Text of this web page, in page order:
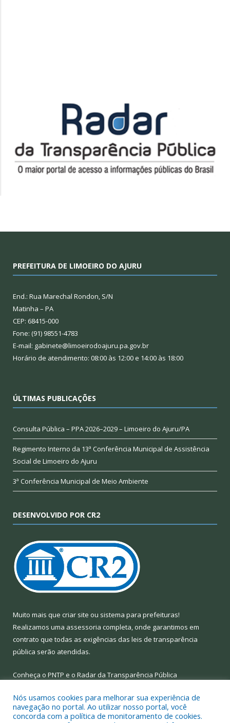
PREFEITURA DE LIMOEIRO DO AJURU
End.: Rua Marechal Rondon, S/N
Matinha – PA
CEP: 68415-000
Fone: (91) 98551-4783
E-mail: gabinete@limoeirodoajuru.pa.gov.br
Horário de atendimento: 08:00 às 12:00 e 14:00 às 18:00
ÚLTIMAS PUBLICAÇÕES
Consulta Pública – PPA 2026–2029 – Limoeiro do Ajuru/PA
Regimento Interno da 13ª Conferência Municipal de Assistência
Social de Limoeiro do Ajuru
3ª Conferência Municipal de Meio Ambiente
DESENVOLVIDO POR CR2
Muito mais que criar site ou sistema para prefeituras!
Realizamos uma assessoria completa, onde garantimos em
contrato que todas as exigências das leis de transparência
pública serão atendidas.
Conheça o PNTP e o Radar da Transparência Pública
Nós usamos cookies para melhorar sua experiência de
navegação no portal. Ao utilizar nosso portal, você
concorda com a política de monitoramento de cookies.